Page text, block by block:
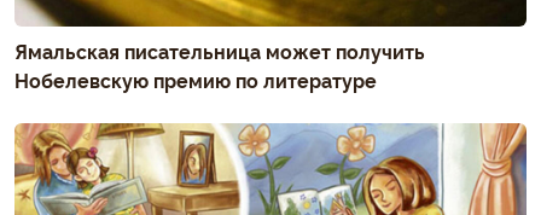
Ямальская писательница может получить
Нобелевскую премию по литературе